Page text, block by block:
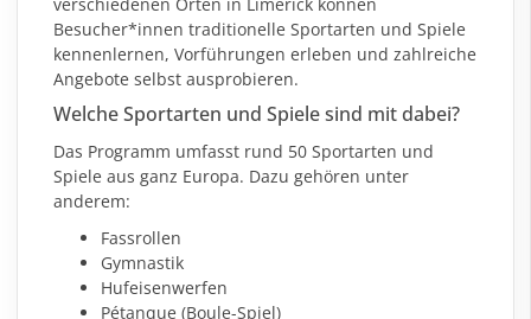
Besucher*innen traditionelle Sportarten und Spiele
kennenlernen, Vorführungen erleben und zahlreiche
Angebote selbst ausprobieren.
Welche Sportarten und Spiele sind mit dabei?
Das Programm umfasst rund 50 Sportarten und
Spiele aus ganz Europa. Dazu gehören unter
anderem:
Fassrollen
Gymnastik
Hufeisenwerfen
Pétanque (Boule-Spiel)